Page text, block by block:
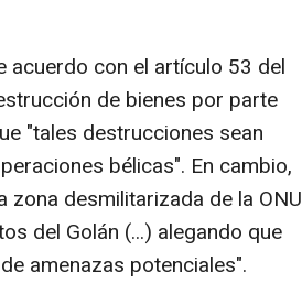
acuerdo con el artículo 53 del
de bienes por parte
"tales destrucciones sean
bélicas". En cambio,
zona desmilitarizada de la ONU
del Golán (...) alegando que
amenazas potenciales".